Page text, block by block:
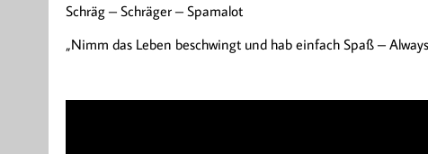
Schräg – Schräger – Spamalot
„Nimm das Leben beschwingt und hab einfach Spaß –